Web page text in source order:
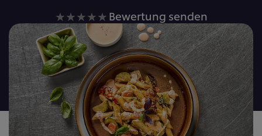
Keine
Bewertungen
für
dieses
recipe
abgegeben
Bewertung senden